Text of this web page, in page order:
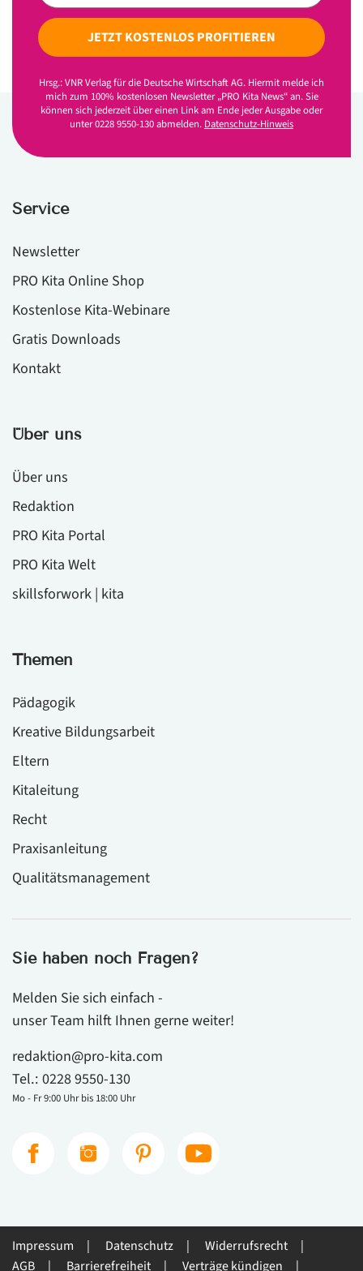
JETZT KOSTENLOS PROFITIEREN
Hrsg.: VNR Verlag für die Deutsche Wirtschaft AG. Hiermit melde ich
mich zum 100% kostenlosen Newsletter „PRO Kita News“ an. Sie
können sich jederzeit über einen Link am Ende jeder Ausgabe oder
unter 0228 9550-130 abmelden. Datenschutz-Hinweis
Service
Newsletter
PRO Kita Online Shop
Kostenlose Kita-Webinare
Gratis Downloads
Kontakt
Über uns
Über uns
Redaktion
PRO Kita Portal
PRO Kita Welt
skillsforwork | kita
Themen
Pädagogik
Kreative Bildungsarbeit
Eltern
Kitaleitung
Recht
Praxisanleitung
Qualitätsmanagement
Sie haben noch Fragen?
Melden Sie sich einfach -
unser Team hilft Ihnen gerne weiter!
redaktion@pro-kita.com
Tel.:0228 9550-130
Mo - Fr 9:00 Uhr bis 18:00 Uhr
Impressum Datenschutz
Widerrufsrecht
AGB
Barrierefreiheit Verträge kündigen